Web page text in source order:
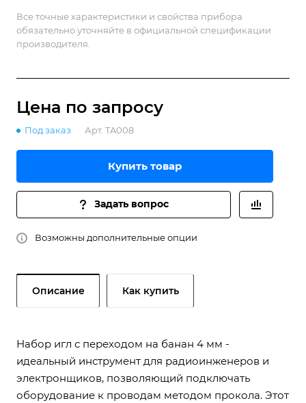
Все точные характеристики и свойства прибора
обязательно уточняйте в официальной спецификации
производителя.
Цена по запросу
Под заказ Арт. TA008
Купить товар
Задать вопрос
Возможны дополнительные опции
Описание Как купить
Набор игл с переходом на банан 4 мм -
идеальный инструмент для радиоинженеров и
электронщиков, позволяющий подключать
оборудование к проводам методом прокола. Этот